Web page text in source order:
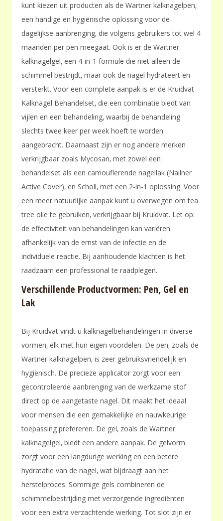
kunt kiezen uit producten als de Wartner kalknagelpen‚
een handige en hygiënische oplossing voor de
dagelijkse aanbrenging‚ die volgens gebruikers tot wel 4
maanden per pen meegaat. Ook is er de Wartner
kalknagelgel‚ een 4-in-1 formule die niet alleen de
schimmel bestrijdt‚ maar ook de nagel hydrateert en
versterkt. Voor een complete aanpak is er de Kruidvat
Kalknagel Behandelset‚ die een combinatie biedt van
vijlen en een behandeling‚ waarbij de behandeling
slechts twee keer per week hoeft te worden
aangebracht. Daarnaast zijn er nog andere merken
verkrijgbaar zoals Mycosan‚ met zowel een
behandelset als een camouflerende nagellak (Nailner
Active Cover)‚ en Scholl‚ met een 2-in-1 oplossing. Voor
een meer natuurlijke aanpak kunt u overwegen om tea
tree olie te gebruiken‚ verkrijgbaar bij Kruidvat. Let op:
de effectiviteit van behandelingen kan variëren
afhankelijk van de ernst van de infectie en de
individuele reactie. Bij aanhoudende klachten is het
raadzaam een professional te raadplegen.
Verschillende Productvormen: Pen‚ Gel en
Lak
Bij Kruidvat vindt u kalknagelbehandelingen in diverse
vormen‚ elk met hun eigen voordelen. De pen‚ zoals de
Wartner kalknagelpen‚ is zeer gebruiksvriendelijk en
hygiënisch. De precieze applicator zorgt voor een
gecontroleerde aanbrenging van de werkzame stof
direct op de aangetaste nagel. Dit maakt het ideaal
voor mensen die een gemakkelijke en nauwkeurige
toepassing prefereren. De gel‚ zoals de Wartner
kalknagelgel‚ biedt een andere aanpak. De gelvorm
zorgt voor een langdurige werking en een betere
hydratatie van de nagel‚ wat bijdraagt aan het
herstelproces. Sommige gels combineren de
schimmelbestrijding met verzorgende ingrediënten
voor een extra verzachtende werking. Tot slot zijn er